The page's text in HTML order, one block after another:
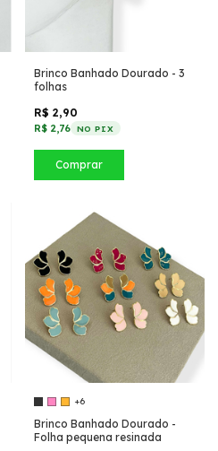
Brinco Banhado Dourado - 3
folhas
R$ 2,90
R$ 2,76 NO PIX
Comprar
+6
Brinco Banhado Dourado -
Folha pequena resinada